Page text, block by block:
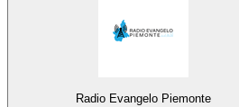
Radio Evangelo Piemonte